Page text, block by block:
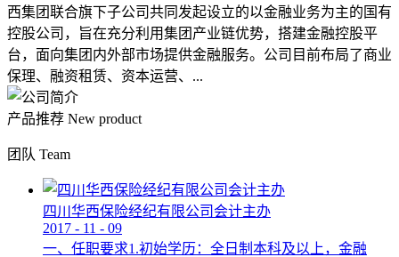
西集团联合旗下子公司共同发起设立的以金融业务为主的国有
控股公司，旨在充分利用集团产业链优势，搭建金融控股平
台，面向集团内外部市场提供金融服务。公司目前布局了商业
保理、融资租赁、资本运营、...
产品推荐 New product
团队 Team
四川华西保险经纪有限公司会计主办
2017 - 11 - 09
一、任职要求1.初始学历：全日制本科及以上，金融